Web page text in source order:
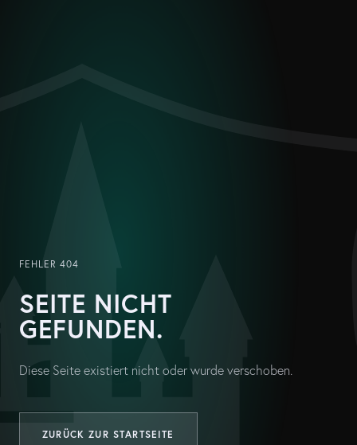
FEHLER 404
SEITE NICHT
GEFUNDEN.
Diese Seite existiert nicht oder wurde verschoben.
ZURÜCK ZUR STARTSEITE